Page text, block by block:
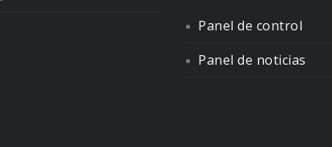
Panel de control
Panel de noticias